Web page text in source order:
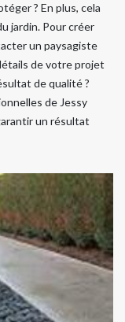
? En plus, cela
jardin. Pour créer
un paysagiste
de votre projet
de qualité ?
de Jessy
un résultat